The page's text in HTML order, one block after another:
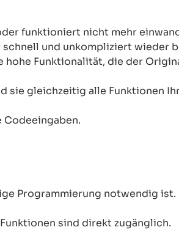
funktioniert nicht mehr
und unkompliziert wieder
Funktionalität, die der
sie gleichzeitig alle Funktionen
Codeeingaben.
Programmierung notwendig ist.
sind direkt zugänglich.